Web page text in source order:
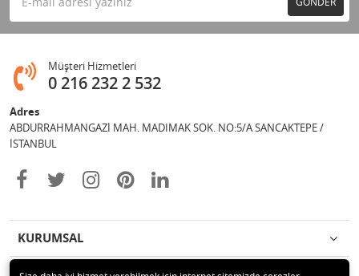
Müşteri Hizmetleri
0 216 232 2 532
Adres
ABDURRAHMANGAZİ MAH. MADIMAK SOK. NO:5/A SANCAKTEPE /
İSTANBUL
KURUMSAL